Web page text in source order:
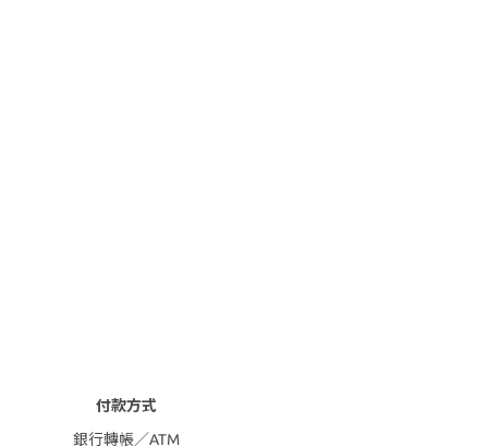
付款方式
銀行轉帳／ATM